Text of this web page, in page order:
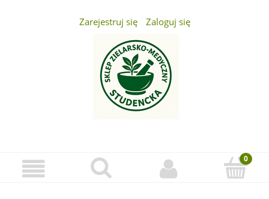
Zarejestruj się Zaloguj się